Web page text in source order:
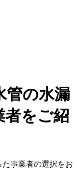
管の水漏
者をご紹
事業者の選択をお